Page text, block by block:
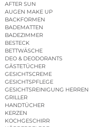
AFTER SUN
AUGEN MAKE UP
BACKFORMEN
BADEMATTEN
BADEZIMMER
BESTECK
BETTWÄSCHE
DEO & DEODORANTS
GÄSTETÜCHER
GESICHTSCREME
GESICHTSPFLEGE
GESICHTSREINIGUNG HERREN
GRILLER
HANDTÜCHER
KERZEN
KOCHGESCHIRR